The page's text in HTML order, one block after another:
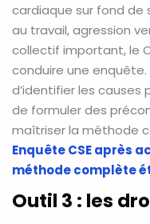
cardiaque sur fond de
au travail, agression
collectif important, le
conduire une
d’identifier les
de formuler des
maîtriser la méthode
Enquête CSE après
méthode complète
Outil 3 : les